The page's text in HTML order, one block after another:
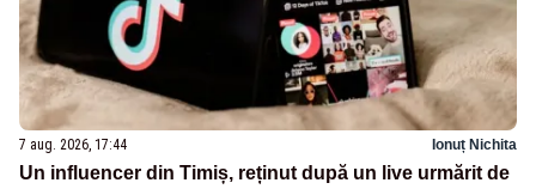
7 aug. 2026, 17:44 Ionuț Nichita
Un influencer din Timiș, reținut după un live urmărit de